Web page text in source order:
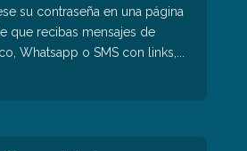
su contraseña en una página
que recibas mensajes de
Whatsapp o SMS con links,...